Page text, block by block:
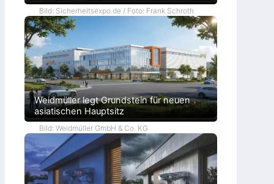
Bild: Sicherheitsexpo.de / Foto: Frank Schroth
Weidmüller legt Grundstein für neuen
asiatischen Hauptsitz
Bild: Weidmüller GmbH & Co. KG